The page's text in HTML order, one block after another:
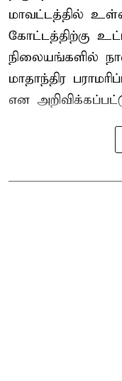
மாவட்டத்தில்
கோட்டத்திற்கு
நிலையங்களில்
மாதாந்திர
என